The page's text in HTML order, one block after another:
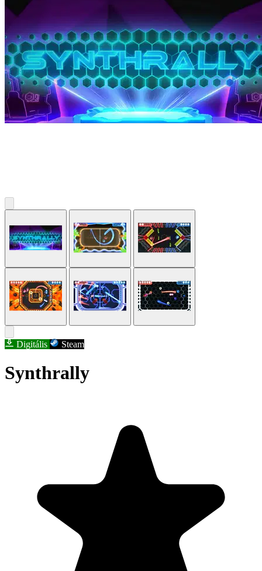
Digitális Steam
Synthrally